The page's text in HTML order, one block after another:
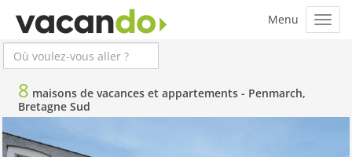
8 maisons de vacances et appartements - Penmarch,
Bretagne Sud